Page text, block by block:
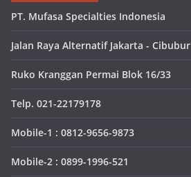
PT. Mufasa Specialties Indonesia
Jalan Raya Alternatif Jakarta - Cibubur
Ruko Kranggan Permai Blok 16/33
Telp. 021-22179178
Mobile-1 : 0812-9656-9873
Mobile-2 : 0899-1996-521